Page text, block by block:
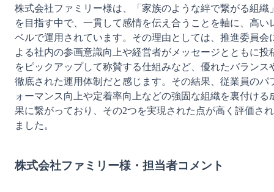
株式会社ファミリー様は、「家族のような絆で繋がる組織
を目指す中で、一貫して感情を伝え合うことを軸に、高い
ベルで運用されています。その理由としては、推進委員会
よる社内の参画意識向上や経営者がメッセージとともに投
をピックアップして称賛する仕組みなど、優れたバランス
徹底された運用体制だと感じます。その結果、従業員のパ
ォーマンス向上や定着率向上などの強固な組織を裏付ける
果に繋がっており、その2つを実現された点が高く評価され
ました。
株式会社ファミリー様・担当者コメント